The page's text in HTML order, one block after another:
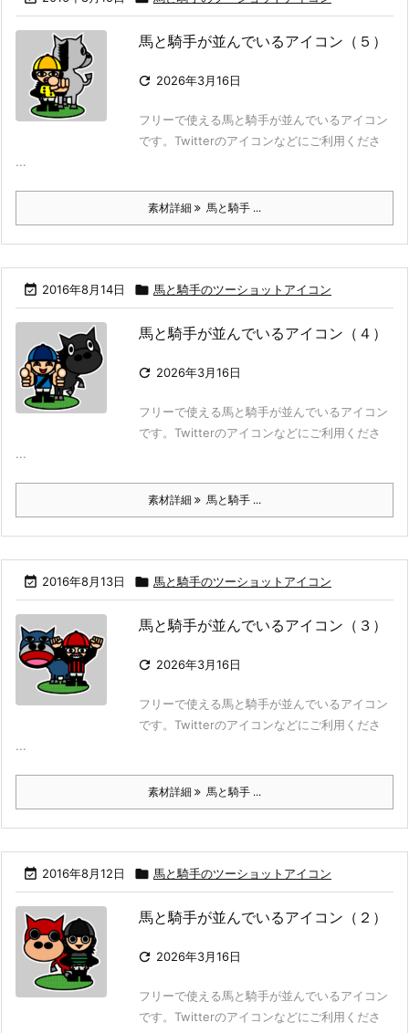
馬と騎手が並んでいるアイコン（５）
 2026年3月16日
フリーで使える馬と騎手が並んでいるアイコン
です。Twitterのアイコンなどにご利用くださ
...
素材詳細 馬と騎手 ...
 2016年8月14日  馬と騎手のツーショットアイコン
馬と騎手が並んでいるアイコン（４）
 2026年3月16日
フリーで使える馬と騎手が並んでいるアイコン
です。Twitterのアイコンなどにご利用くださ
...
素材詳細 馬と騎手 ...
 2016年8月13日  馬と騎手のツーショットアイコン
馬と騎手が並んでいるアイコン（３）
 2026年3月16日
フリーで使える馬と騎手が並んでいるアイコン
です。Twitterのアイコンなどにご利用くださ
...
素材詳細 馬と騎手 ...
 2016年8月12日  馬と騎手のツーショットアイコン
馬と騎手が並んでいるアイコン（２）
 2026年3月16日
フリーで使える馬と騎手が並んでいるアイコン
です。Twitterのアイコンなどにご利用くださ